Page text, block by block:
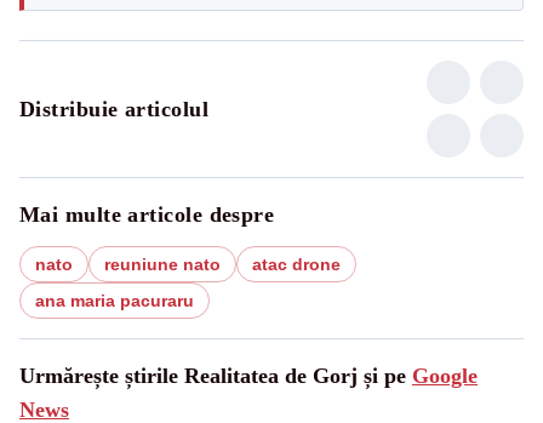
Distribuie articolul
Mai multe articole despre
nato reuniune nato
atac drone
ana maria pacuraru
Urmărește știrile Realitatea de Gorj și pe Google
News